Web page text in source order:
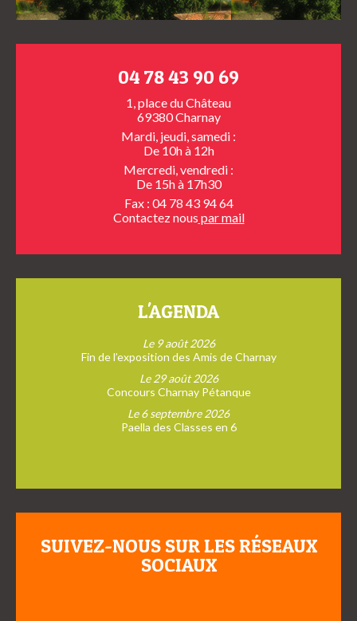
04 78 43 90 69
1, place du Château
69380 Charnay
Mardi, jeudi, samedi :
De 10h à 12h
Mercredi, vendredi :
De 15h à 17h30
Fax : 04 78 43 94 64
Contactez nous par mail
L'AGENDA
Le 9 août 2026
Fin de l’exposition des Amis de Charnay
Le 29 août 2026
Concours Charnay Pétanque
Le 6 septembre 2026
Paella des Classes en 6
SUIVEZ-NOUS SUR LES RÉSEAUX
SOCIAUX